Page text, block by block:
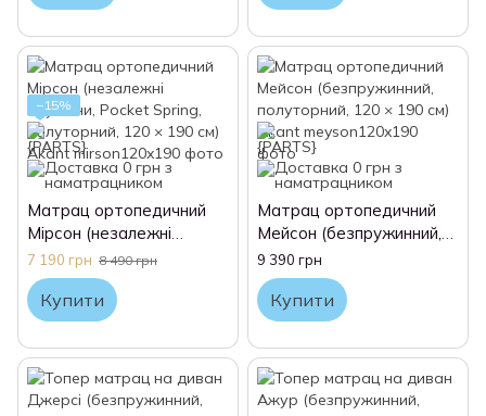
−15%
Матрац ортопедичний
Мірсон (незалежні
пружини, Pocket Spring,
полуторний, 120 × 190
см) Akant
7 190 грн 8 490 грн
Купити
Матрац ортопедичний
Мейсон (безпружинний,
полуторний, 120 × 190
см) Akant
9 390 грн
Купити